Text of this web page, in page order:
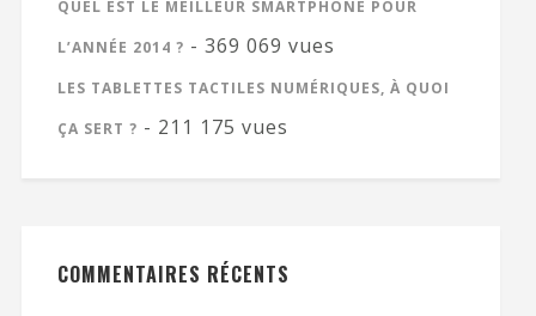
QUEL EST LE MEILLEUR SMARTPHONE POUR
L’ANNÉE 2014 ? - 369 069 vues
LES TABLETTES TACTILES NUMÉRIQUES, À QUOI
ÇA SERT ? - 211 175 vues
COMMENTAIRES RÉCENTS